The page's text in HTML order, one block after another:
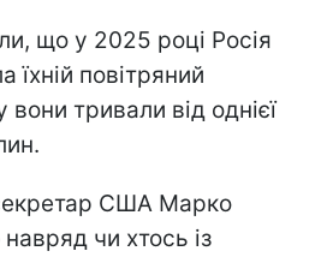
що у 2025 році Росія
їхній повітряний
тривали від однієї
США Марко
чи хтось із